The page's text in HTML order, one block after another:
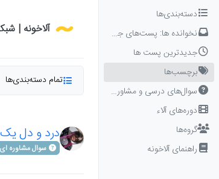
Skip to content
دسته‌بندی‌ها
نخوانده ها: پست‌های جدید برای شما
جدیدترین پست ها
برچسب‌ها
سوال‌های درسی و مشاوره‌ای
دوره‌های آلاء
گروه‌ها
راهنمای آلاخونه
آلاخونه |
تمام دسته‌بندی‌ها
درد و دل
سوال مشاوره ای